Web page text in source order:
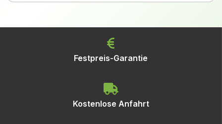
Festpreis-Garantie
Kostenlose Anfahrt